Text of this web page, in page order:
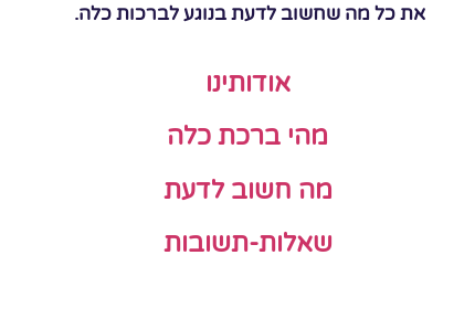
את כל מה שחשוב לדעת בנוגע לברכות כלה.
אודותינו
מהי ברכת כלה
מה חשוב לדעת
שאלות-תשובות